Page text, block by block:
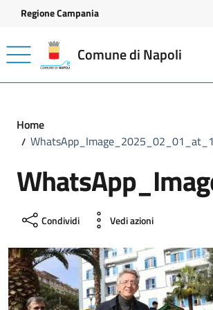
Vai ai contenuti
Vai al footer
Regione Campania
Comune di Napoli
Home
Condividi Vedi azioni